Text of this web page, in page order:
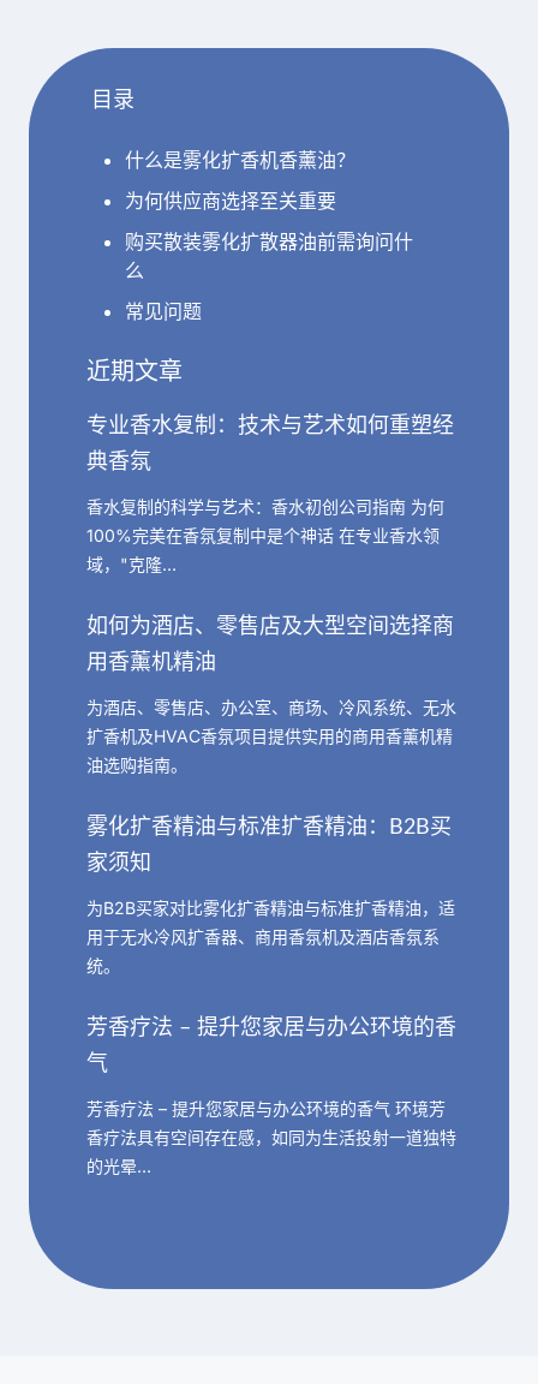
目录
什么是雾化扩香机香薰油？
为何供应商选择至关重要
购买散装雾化扩散器油前需询问什
么
常见问题
近期文章
专业香水复制：技术与艺术如何重塑经
典香氛
香水复制的科学与艺术：香水初创公司指南 为何
100%完美在香氛复制中是个神话 在专业香水领
域，"克隆…
如何为酒店、零售店及大型空间选择商
用香薰机精油
为酒店、零售店、办公室、商场、冷风系统、无水
扩香机及HVAC香氛项目提供实用的商用香薰机精
油选购指南。
雾化扩香精油与标准扩香精油：B2B买
家须知
为B2B买家对比雾化扩香精油与标准扩香精油，适
用于无水冷风扩香器、商用香氛机及酒店香氛系
统。
芳香疗法 – 提升您家居与办公环境的香
气
芳香疗法 – 提升您家居与办公环境的香气 环境芳
香疗法具有空间存在感，如同为生活投射一道独特
的光晕…